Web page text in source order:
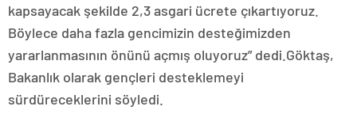
kapsayacak şekilde 2,3 asgari ücrete çıkartıyoruz.
Böylece daha fazla gencimizin desteğimizden
yararlanmasının önünü açmış oluyoruz” dedi.Göktaş,
Bakanlık olarak gençleri desteklemeyi
sürdüreceklerini söyledi.